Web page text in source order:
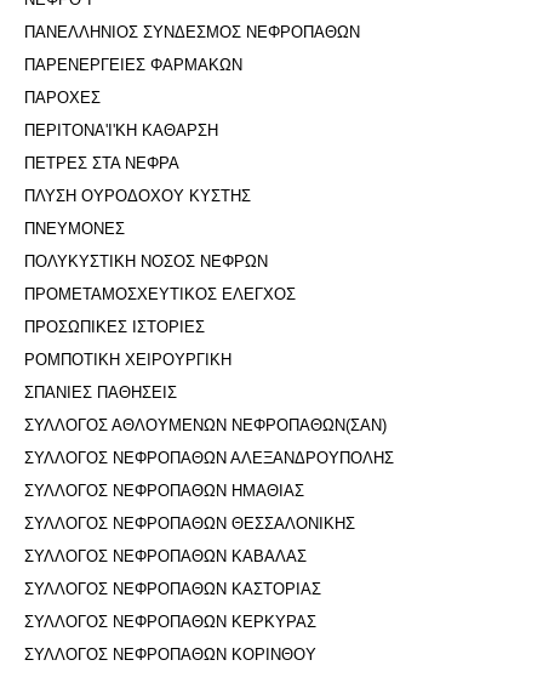
ΠΑΝΕΛΛΗΝΙΟΣ ΣΥΝΔΕΣΜΟΣ ΝΕΦΡΟΠΑΘΩΝ
ΠΑΡΕΝΕΡΓΕΙΕΣ ΦΑΡΜΑΚΩΝ
ΠΑΡΟΧΕΣ
ΠΕΡΙΤΟΝΑ'I'ΚΗ ΚΑΘΑΡΣΗ
ΠΕΤΡΕΣ ΣΤΑ ΝΕΦΡΑ
ΠΛΥΣΗ ΟΥΡΟΔΟΧΟΥ ΚΥΣΤΗΣ
ΠΝΕΥΜΟΝΕΣ
ΠΟΛΥΚΥΣΤΙΚΗ ΝΟΣΟΣ ΝΕΦΡΩΝ
ΠΡΟΜΕΤΑΜΟΣΧΕΥΤΙΚΟΣ ΕΛΕΓΧΟΣ
ΠΡΟΣΩΠΙΚΕΣ ΙΣΤΟΡΙΕΣ
ΡΟΜΠΟΤΙΚΗ ΧΕΙΡΟΥΡΓΙΚΗ
ΣΠΑΝΙΕΣ ΠΑΘΗΣΕΙΣ
ΣΥΛΛΟΓΟΣ ΑΘΛΟΥΜΕΝΩΝ ΝΕΦΡΟΠΑΘΩΝ(ΣΑΝ)
ΣΥΛΛΟΓΟΣ ΝΕΦΡΟΠΑΘΩΝ ΑΛΕΞΑΝΔΡΟΥΠΟΛΗΣ
ΣΥΛΛΟΓΟΣ ΝΕΦΡΟΠΑΘΩΝ ΗΜΑΘΙΑΣ
ΣΥΛΛΟΓΟΣ ΝΕΦΡΟΠΑΘΩΝ ΘΕΣΣΑΛΟΝΙΚΗΣ
ΣΥΛΛΟΓΟΣ ΝΕΦΡΟΠΑΘΩΝ ΚΑΒΑΛΑΣ
ΣΥΛΛΟΓΟΣ ΝΕΦΡΟΠΑΘΩΝ ΚΑΣΤΟΡΙΑΣ
ΣΥΛΛΟΓΟΣ ΝΕΦΡΟΠΑΘΩΝ ΚΕΡΚΥΡΑΣ
ΣΥΛΛΟΓΟΣ ΝΕΦΡΟΠΑΘΩΝ ΚΟΡΙΝΘΟΥ